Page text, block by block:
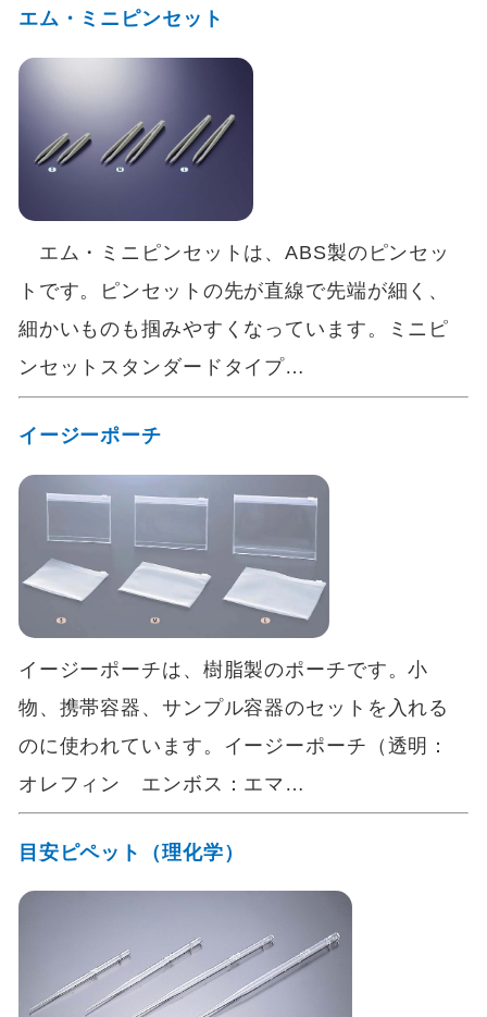
エム・ミニピンセット
エム・ミニピンセットは、ABS製のピンセッ
トです。ピンセットの先が直線で先端が細く、
細かいものも掴みやすくなっています。ミニピ
ンセットスタンダードタイプ…
イージーポーチ
イージーポーチは、樹脂製のポーチです。小
物、携帯容器、サンプル容器のセットを入れる
のに使われています。イージーポーチ（透明：
オレフィン エンボス：エマ…
目安ピペット（理化学）